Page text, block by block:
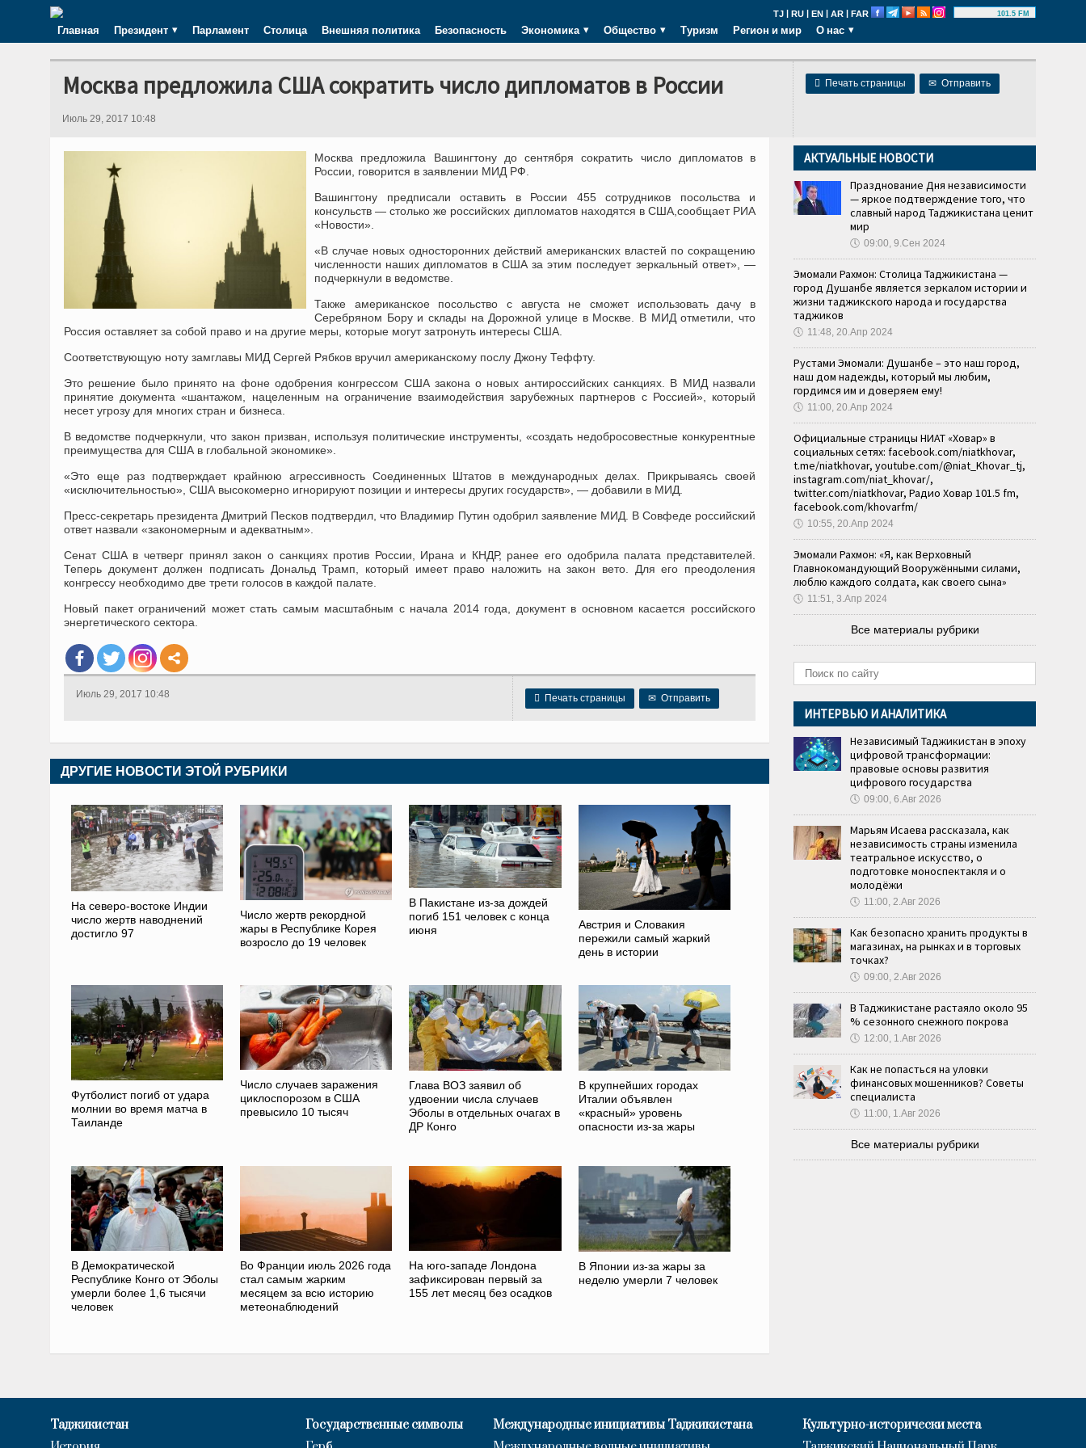
TJ | RU | EN | AR | FAR 101.5 FM
Главная Президент Парламент Столица Внешняя политика Безопасность Экономика Общество Туризм Регион и мир О нас
 Печать страницы ✉ Отправить
Москва предложила США сократить число дипломатов в России
Июль 29, 2017 10:48
Москва предложила Вашингтону до сентября сократить число дипломатов в
России, говорится в заявлении МИД РФ.
Вашингтону предписали оставить в России 455 сотрудников посольства и
консульств — столько же российских дипломатов находятся в США,сообщает РИА
«Новости».
«В случае новых односторонних действий американских властей по сокращению
численности наших дипломатов в США за этим последует зеркальный ответ», —
подчеркнули в ведомстве.
Также американское посольство с августа не сможет использовать дачу в
Серебряном Бору и склады на Дорожной улице в Москве. В МИД отметили, что
Россия оставляет за собой право и на другие меры, которые могут затронуть интересы США.
Соответствующую ноту замглавы МИД Сергей Рябков вручил американскому послу Джону Теффту.
Это решение было принято на фоне одобрения конгрессом США закона о новых антироссийских санкциях. В МИД назвали
принятие документа «шантажом, нацеленным на ограничение взаимодействия зарубежных партнеров с Россией», который
несет угрозу для многих стран и бизнеса.
В ведомстве подчеркнули, что закон призван, используя политические инструменты, «создать недобросовестные конкурентные
преимущества для США в глобальной экономике».
«Это еще раз подтверждает крайнюю агрессивность Соединенных Штатов в международных делах. Прикрываясь своей
«исключительностью», США высокомерно игнорируют позиции и интересы других государств», — добавили в МИД.
Пресс-секретарь президента Дмитрий Песков подтвердил, что Владимир Путин одобрил заявление МИД. В Совфеде российский
ответ назвали «закономерным и адекватным».
Сенат США в четверг принял закон о санкциях против России, Ирана и КНДР, ранее его одобрила палата представителей.
Теперь документ должен подписать Дональд Трамп, который имеет право наложить на закон вето. Для его преодоления
конгрессу необходимо две трети голосов в каждой палате.
Новый пакет ограничений может стать самым масштабным с начала 2014 года, документ в основном касается российского
энергетического сектора.
 Печать страницы ✉ Отправить
Июль 29, 2017 10:48
ДРУГИЕ НОВОСТИ ЭТОЙ РУБРИКИ
На северо-востоке Индии
число жертв наводнений
достигло 97
Число жертв рекордной
жары в Республике Корея
возросло до 19 человек
В Пакистане из-за дождей
погиб 151 человек с конца
июня
Австрия и Словакия
пережили самый жаркий
день в истории
Футболист погиб от удара
молнии во время матча в
Таиланде
Число случаев заражения
циклоспорозом в США
превысило 10 тысяч
Глава ВОЗ заявил об
удвоении числа случаев
Эболы в отдельных очагах в
ДР Конго
В крупнейших городах
Италии объявлен
«красный» уровень
опасности из-за жары
В Демократической
Республике Конго от Эболы
умерли более 1,6 тысячи
человек
Во Франции июль 2026 года
стал самым жарким
месяцем за всю историю
метеонаблюдений
На юго-западе Лондона
зафиксирован первый за
155 лет месяц без осадков
В Японии из-за жары за
неделю умерли 7 человек
АКТУАЛЬНЫЕ НОВОСТИ
Празднование Дня независимости
— яркое подтверждение того, что
славный народ Таджикистана ценит
мир
🕔 09:00, 9.Сен 2024
Эмомали Рахмон: Столица Таджикистана —
город Душанбе является зеркалом истории и
жизни таджикского народа и государства
таджиков
🕔 11:48, 20.Апр 2024
Рустами Эмомали: Душанбе – это наш город,
наш дом надежды, который мы любим,
гордимся им и доверяем ему!
🕔 11:00, 20.Апр 2024
Официальные страницы НИАТ «Ховар» в
социальных сетях: facebook.com/niatkhovar,
t.me/niatkhovar, youtube.com/@niat_Khovar_tj,
instagram.com/niat_khovar/,
twitter.com/niatkhovar, Радио Ховар 101.5 fm,
facebook.com/khovarfm/
🕔 10:55, 20.Апр 2024
Эмомали Рахмон: «Я, как Верховный
Главнокомандующий Вооружёнными силами,
люблю каждого солдата, как своего сына»
🕔 11:51, 3.Апр 2024
Все материалы рубрики
ИНТЕРВЬЮ И АНАЛИТИКА
Независимый Таджикистан в эпоху
цифровой трансформации:
правовые основы развития
цифрового государства
🕔 09:00, 6.Авг 2026
Марьям Исаева рассказала, как
независимость страны изменила
театральное искусство, о
подготовке моноспектакля и о
молодёжи
🕔 11:00, 2.Авг 2026
Как безопасно хранить продукты в
магазинах, на рынках и в торговых
точках?
🕔 09:00, 2.Авг 2026
В Таджикистане растаяло около 95
% сезонного снежного покрова
🕔 12:00, 1.Авг 2026
Как не попасться на уловки
финансовых мошенников? Советы
специалиста
🕔 11:00, 1.Авг 2026
Все материалы рубрики
Таджикистан
Государственные символы
Международные инициативы Таджикистана
Культурно-исторически места